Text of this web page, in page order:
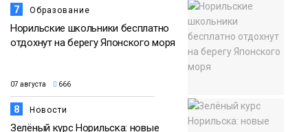
7 Образование
Норильские школьники бесплатно
отдохнут на берегу Японского моря
07 августа 666
8 Новости
Зелёный курс Норильска: новые